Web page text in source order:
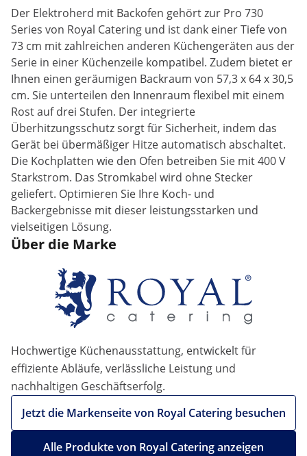
Der Elektroherd mit Backofen gehört zur Pro 730
Series von Royal Catering und ist dank einer Tiefe von
73 cm mit zahlreichen anderen Küchengeräten aus der
Serie in einer Küchenzeile kompatibel. Zudem bietet er
Ihnen einen geräumigen Backraum von 57,3 x 64 x 30,5
cm. Sie unterteilen den Innenraum flexibel mit einem
Rost auf drei Stufen. Der integrierte
Überhitzungsschutz sorgt für Sicherheit, indem das
Gerät bei übermäßiger Hitze automatisch abschaltet.
Die Kochplatten wie den Ofen betreiben Sie mit 400 V
Starkstrom. Das Stromkabel wird ohne Stecker
geliefert. Optimieren Sie Ihre Koch- und
Backergebnisse mit dieser leistungsstarken und
vielseitigen Lösung.
Über die Marke
Hochwertige Küchenausstattung, entwickelt für
effiziente Abläufe, verlässliche Leistung und
nachhaltigen Geschäftserfolg.
Jetzt die Markenseite von Royal Catering besuchen
Alle Produkte von Royal Catering anzeigen